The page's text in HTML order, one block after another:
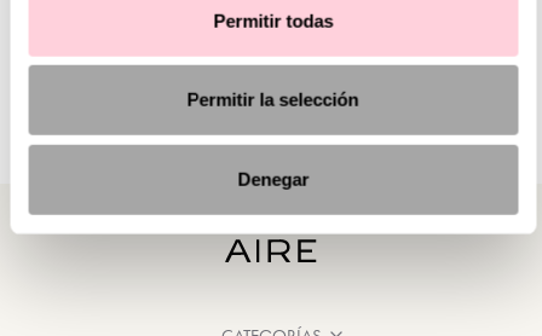
Permitir todas
Permitir la selección
Denegar